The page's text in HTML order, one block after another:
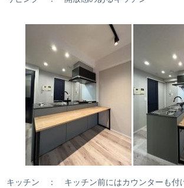
キッチン ： キッチン前にはカウンターも付